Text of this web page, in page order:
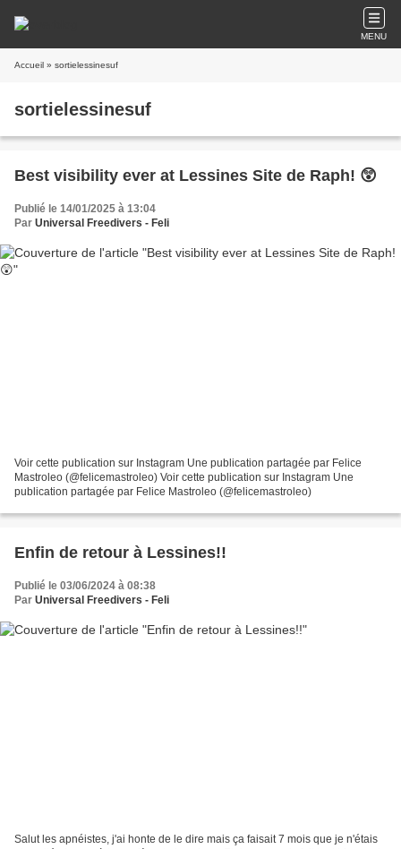
MENU
Accueil » sortielessinesuf
sortielessinesuf
Best visibility ever at Lessines Site de Raph! 😲
Publié le 14/01/2025 à 13:04
Par Universal Freedivers - Feli
Voir cette publication sur Instagram Une publication partagée par Felice
Mastroleo (@felicemastroleo) Voir cette publication sur Instagram Une
publication partagée par Felice Mastroleo (@felicemastroleo)
Enfin de retour à Lessines!!
Publié le 03/06/2024 à 08:38
Par Universal Freedivers - Feli
Salut les apnéistes, j'ai honte de le dire mais ça faisait 7 mois que je n'étais